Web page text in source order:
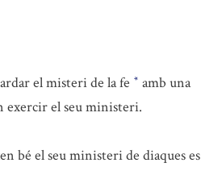
el misteri de la fe * amb una
exercir el seu ministeri.
bé el seu ministeri de diaques es